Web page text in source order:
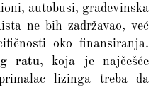
autobusi, građevinska
ne bih zadržavao, već
oko finansiranja.
ratu, koja je najčešće
lizinga treba da